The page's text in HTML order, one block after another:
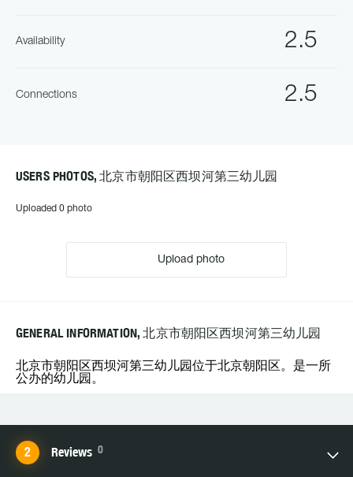
2.5
Availability
2.5
Connections
USERS PHOTOS, 北京市朝阳区西坝河第三幼儿园
Uploaded 0 photo
Upload photo
GENERAL INFORMATION, 北京市朝阳区西坝河第三幼儿园
北京市朝阳区西坝河第三幼儿园位于北京朝阳区。是一所
公办的幼儿园。
Reviews 0